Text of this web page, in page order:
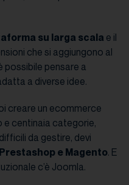
su larga scala e il
che si aggiungono al
possibile pensare a
a diverse idee.
creare un ecommerce
e centinaia categorie,
da gestire, devi
Prestashop e Magento. E
c’è Joomla.